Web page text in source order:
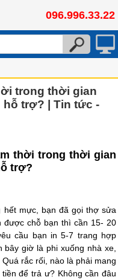
096.996.33.22
trong thời gian
trợ? | Tin tức -
thời trong thời gian
trợ?
hết mực, bạn đã gọi thợ sửa
được chỗ bạn thì cần 15- 20
cầu bạn in 5-7 trang hợp
giờ là phi xuống nhà xe,
rắc rối, nào là phải mang
để trả ư? Không cần đâu